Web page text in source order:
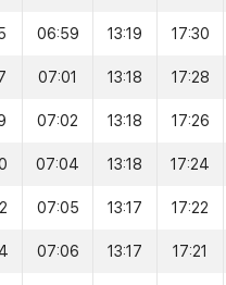
06:59 13:19 17:30
07:01 13:18 17:28
07:02 13:18 17:26
07:04 13:18 17:24
07:05 13:17 17:22
07:06 13:17 17:21